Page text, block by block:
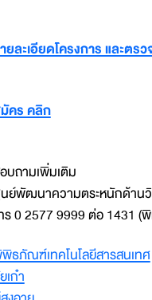
ยละเอียดโครงการ และต
คร คลิก
บถามเพิ่มเติม
ย์พัฒนาความตระหนักด้าน
ร 0 2577 9999 ต่อ 1431
ธภัณฑ์เทคโนโลยีสารสนเทศ
เก๋า